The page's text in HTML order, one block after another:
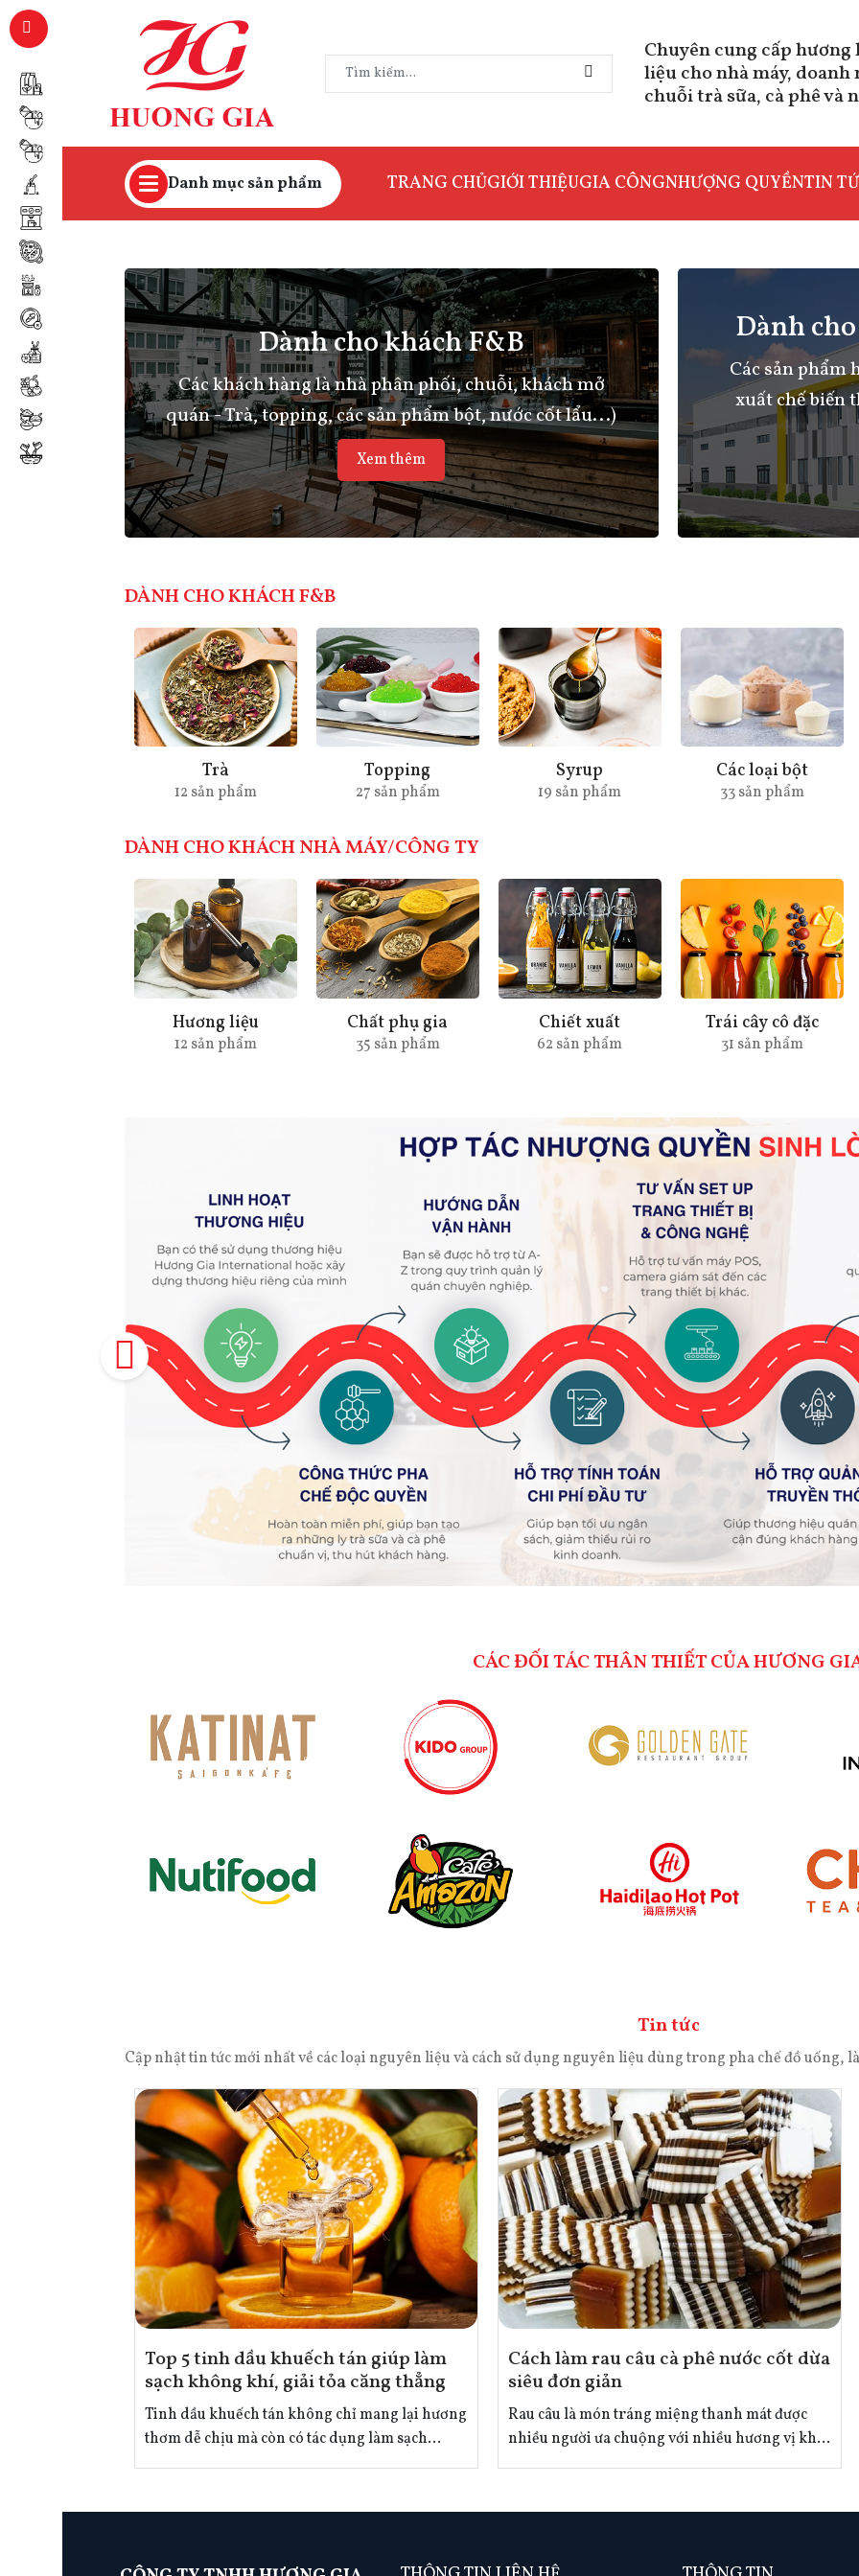
Chuyên cung cấp hương
liệu cho nhà máy,
chuỗi trà sữa, cà phê và
Danh mục sản phẩm TRANG CHỦGIỚI THIỆUGIA CÔNGNHƯỢNG QUYỀNTIN
Dành cho khách F&B
Các khách hàng là nhà phân phối, chuỗi, khách mở
quán - Trà, topping, các sản phẩm bột, nước cốt lẩu...)
Xem thêm
Dành
Các sản
xuất chế biến
DÀNH CHO KHÁCH F&B
Trà
12 sản phẩm
Topping
27 sản phẩm
Syrup
19 sản phẩm
Các loại bột
33 sản phẩm
DÀNH CHO KHÁCH NHÀ MÁY/CÔNG TY
Hương liệu
12 sản phẩm
Chất phụ gia
35 sản phẩm
Chiết xuất
62 sản phẩm
Trái cây cô đặc
31 sản phẩm
CÁC ĐỐI TÁC THÂN THIẾT CỦA HƯƠNG
Tin tức
Cập nhật tin tức mới nhất về các loại nguyên liệu và cách sử dụng nguyên liệu dùng trong pha chế đồ uống,
Top 5 tinh dầu khuếch tán giúp làm
sạch không khí, giải tỏa căng thẳng
Tinh dầu khuếch tán không chỉ mang lại hương
thơm dễ chịu mà còn có tác dụng làm sạch
không khí, thư giãn và giải tỏa căng thẳng.
yêu thích nhất.
Cách làm rau câu cà phê nước cốt dừa
siêu đơn giản
Rau câu là món tráng miệng thanh mát được
nhiều người ưa chuộng với nhiều hương vị khác
nhau như: lá dứa, matcha,… Để bổ sung thêm
Nguyên phụ liệu thực phẩm Hương Gia vào bếp
cốt dừa cực kỳ đơn giản nhé!